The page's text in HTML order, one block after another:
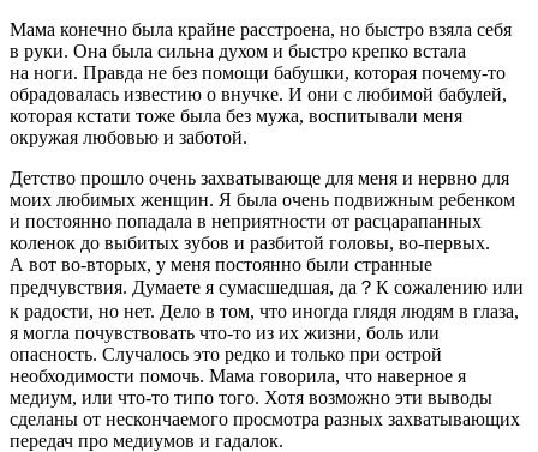
Мама конечно была крайне расстроена, но быстро взяла себя
в руки. Она была сильна духом и быстро крепко встала
на ноги. Правда не без помощи бабушки, которая почему-то
обрадовалась известию о внучке. И они с любимой бабулей,
которая кстати тоже была без мужа, воспитывали меня
окружая любовью и заботой.
Детство прошло очень захватывающе для меня и нервно для
моих любимых женщин. Я была очень подвижным ребенком
и постоянно попадала в неприятности от расцарапанных
коленок до выбитых зубов и разбитой головы, во-первых.
А вот во-вторых, у меня постоянно были странные
предчувствия. Думаете я сумасшедшая, да？К сожалению или
к радости, но нет. Дело в том, что иногда глядя людям в глаза,
я могла почувствовать что-то из их жизни, боль или
опасность. Случалось это редко и только при острой
необходимости помочь. Мама говорила, что наверное я
медиум, или что-то типо того. Хотя возможно эти выводы
сделаны от нескончаемого просмотра разных захватывающих
передач про медиумов и гадалок.